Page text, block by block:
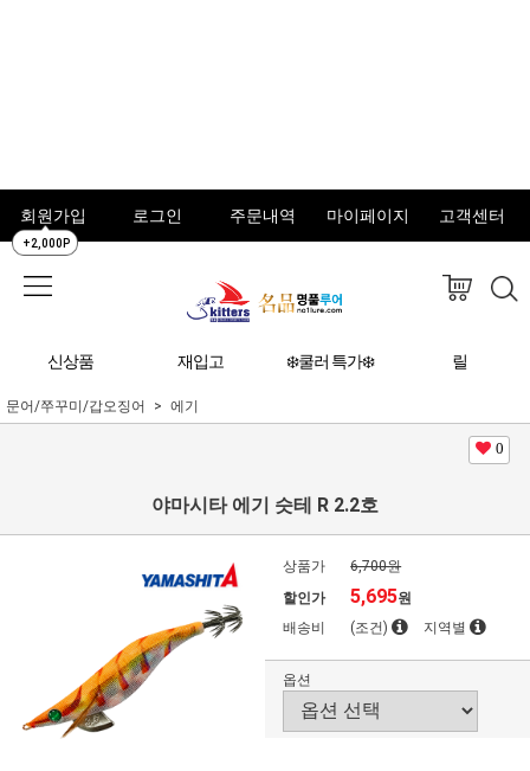
회원가입
+2,000P
로그인 주문내역 마이페이지 고객센터
신상품 재입고 ❄️쿨러 특가❄️ 릴
문어/쭈꾸미/갑오징어 에기
0
야마시타 에기 슷테 R 2.2호
상품가
6,700원
할인가
5,695원
배송비
(조건) 지역별
옵션